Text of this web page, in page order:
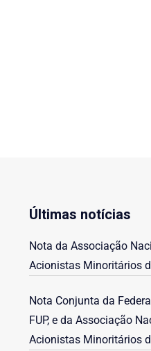
Últimas notícias
Nota da Associação
Acionistas Minoritários
Nota Conjunta da
FUP, e da Associação
Acionistas Minoritários